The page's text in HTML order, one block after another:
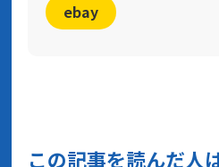
ebay
この記事を読んだ人